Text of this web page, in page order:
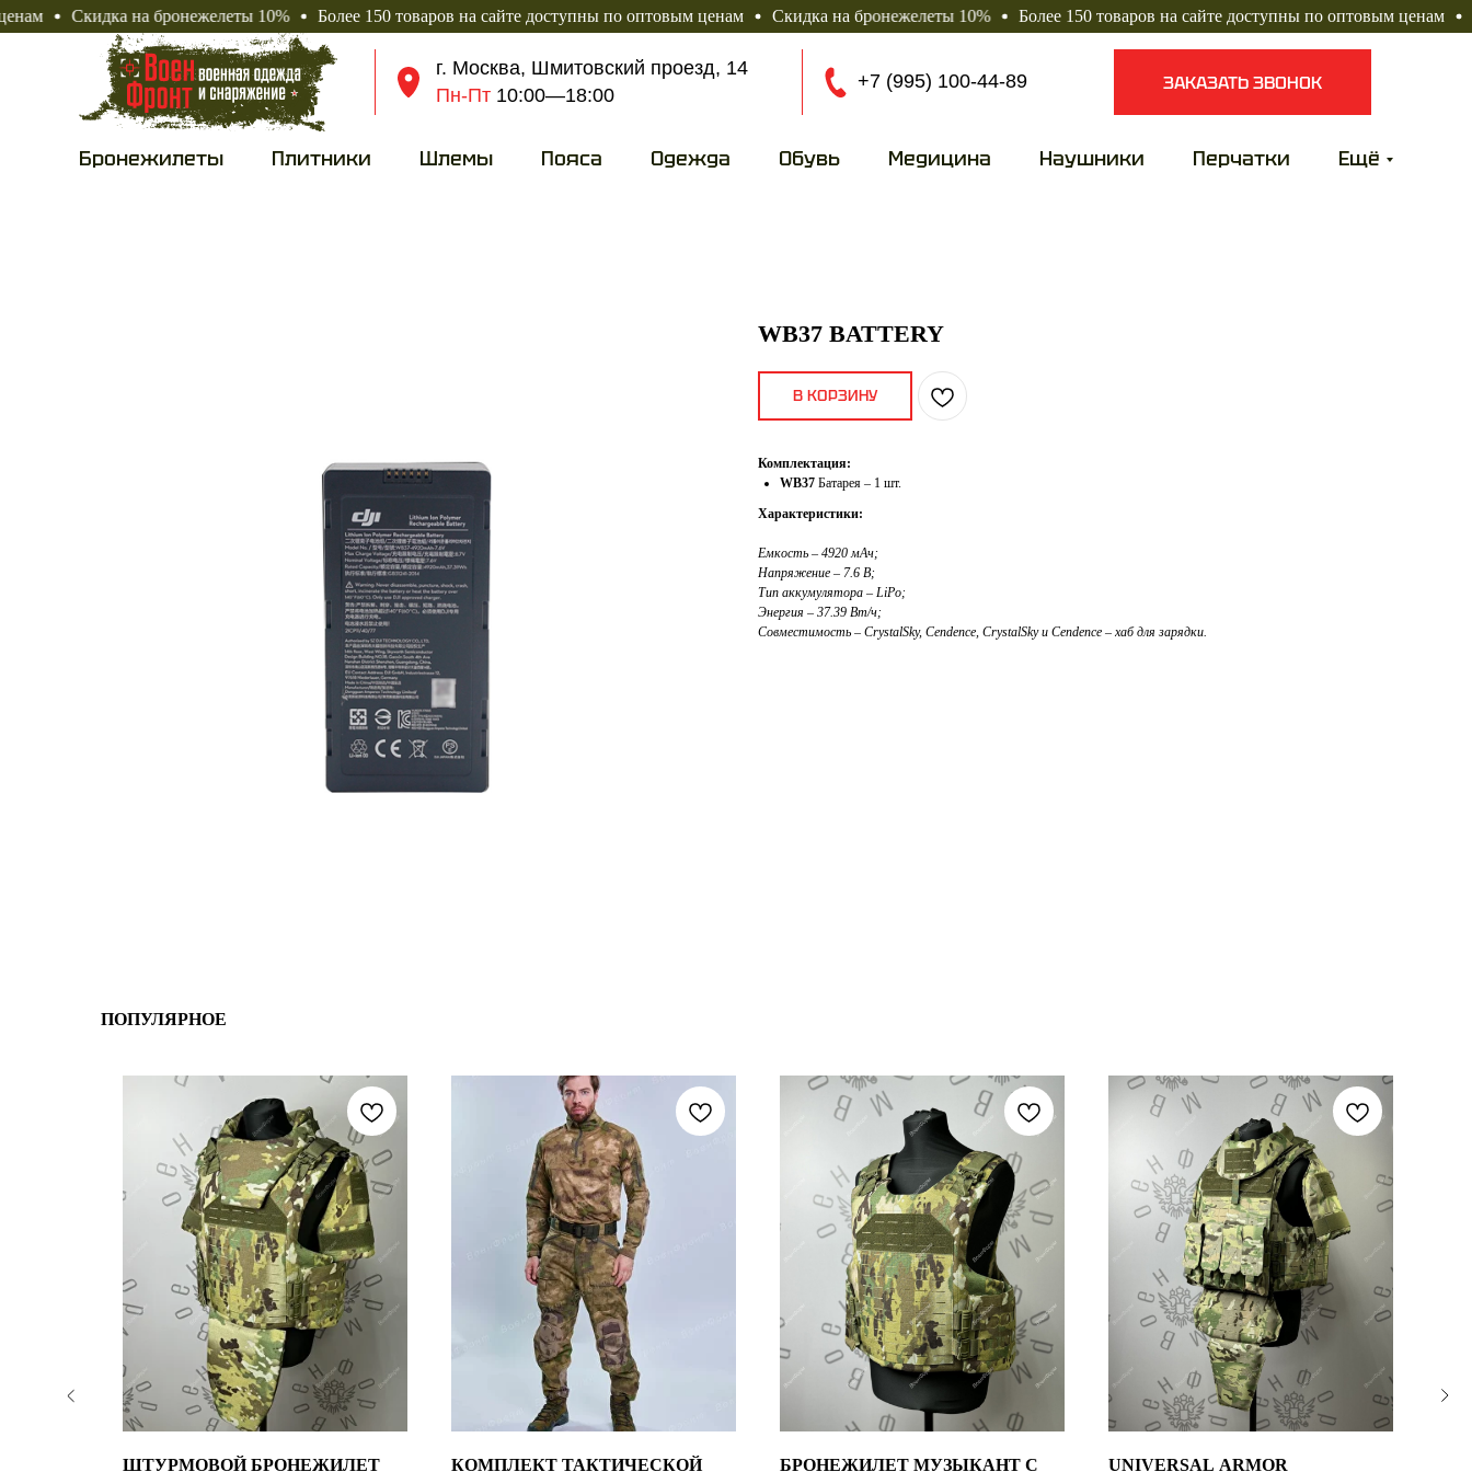
на бронежелеты 10% Более 150 товаров на сайте доступны по оптовым ценам Скидка на бронежелеты 10% Более 150 товаров на сайте доступны по оптовым ценам Скидка
г. Москва, Шмитовский проезд, 14
Пн-Пт 10:00—18:00
ЗАКАЗАТЬ ЗВОНОК
+7 (995) 100-44-89
Бронежилеты Плитники Шлемы Пояса Одежда Обувь Медицина Наушники Перчатки Ещё
WB37 BATTERY
В КОРЗИНУ
Комплектация:
WB37 Батарея – 1 шт.
Характеристики:
Емкость – 4920 мАч;
Напряжение – 7.6 В;
Тип аккумулятора – LiPo;
Энергия – 37.39 Вт/ч;
Совместимость – CrystalSky, Cendence, CrystalSky и Cendence – хаб для зарядки.
ПОПУЛЯРНОЕ
ШТУРМОВОЙ БРОНЕЖИЛЕТ
КОМПЛЕКТ ТАКТИЧЕСКОЙ
БРОНЕЖИЛЕТ МУЗЫКАНТ С
UNIVERSAL ARMOR